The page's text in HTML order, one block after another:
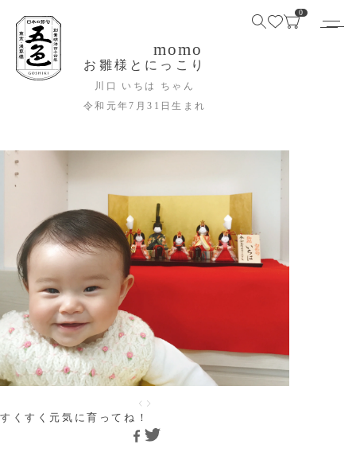
0
momo
お雛様とにっこり
川口 いちは ちゃん
令和元年7月31日生まれ
すくすく元気に育ってね！